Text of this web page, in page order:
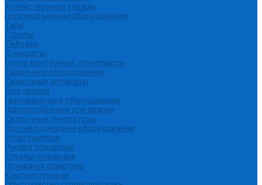
Хозяйственные товары
Грузоподъемное оборудование
Тали
Стропы
Лебедки
Домкраты
Блоки монтажные, полиспасты
Сварочное оборудование
Сварочные аппараты
Для сварки
Газосварочное оборудование
Приспособления для сварки
Сварочные генераторы
Противопожарное оборудование
Огнетушители
Рукава пожарные
Стволы пожарные
Пожарная арматура
Комплектующие